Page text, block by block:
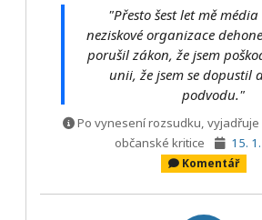
"Přesto šest let mě
neziskové organizace
porušil zákon, že jsem
unii, že jsem se dopustil
podvodu."
Po vynesení rozsudku, vyjadřuje
občanské kritice
15.
Komentář